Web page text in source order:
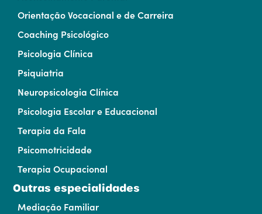
Orientação Vocacional e de Carreira
Coaching Psicológico
Psicologia Clínica
Psiquiatria
Neuropsicologia Clínica
Psicologia Escolar e Educacional
Terapia da Fala
Psicomotricidade
Terapia Ocupacional
Outras especialidades
Mediação Familiar